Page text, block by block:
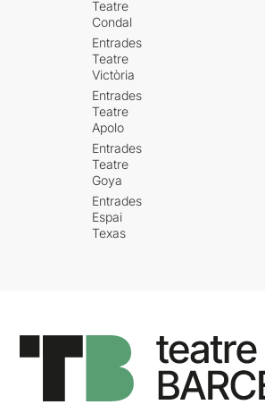
Teatre
Condal
Entrades
Teatre
Victòria
Entrades
Teatre
Apolo
Entrades
Teatre
Goya
Entrades
Espai
Texas